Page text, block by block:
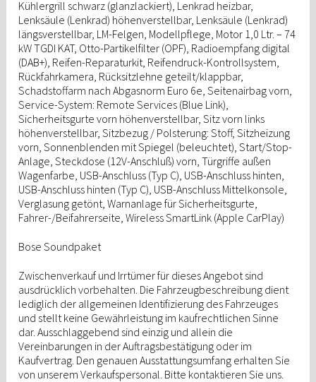
Kühlergrill schwarz (glanzlackiert), Lenkrad heizbar,
Lenksäule (Lenkrad) höhenverstellbar, Lenksäule (Lenkrad)
längsverstellbar, LM-Felgen, Modellpflege, Motor 1,0 Ltr. – 74
kW TGDI KAT, Otto-Partikelfilter (OPF), Radioempfang digital
(DAB+), Reifen-Reparaturkit, Reifendruck-Kontrollsystem,
Rückfahrkamera, Rücksitzlehne geteilt/klappbar,
Schadstoffarm nach Abgasnorm Euro 6e, Seitenairbag vorn,
Service-System: Remote Services (Blue Link),
Sicherheitsgurte vorn höhenverstellbar, Sitz vorn links
höhenverstellbar, Sitzbezug / Polsterung: Stoff, Sitzheizung
vorn, Sonnenblenden mit Spiegel (beleuchtet), Start/Stop-
Anlage, Steckdose (12V-Anschluß) vorn, Türgriffe außen
Wagenfarbe, USB-Anschluss (Typ C), USB-Anschluss hinten,
USB-Anschluss hinten (Typ C), USB-Anschluss Mittelkonsole,
Verglasung getönt, Warnanlage für Sicherheitsgurte,
Fahrer-/Beifahrerseite, Wireless SmartLink (Apple CarPlay)
Bose Soundpaket
Zwischenverkauf und Irrtümer für dieses Angebot sind
ausdrücklich vorbehalten. Die Fahrzeugbeschreibung dient
lediglich der allgemeinen Identifizierung des Fahrzeuges
und stellt keine Gewährleistung im kaufrechtlichen Sinne
dar. Ausschlaggebend sind einzig und allein die
Vereinbarungen in der Auftragsbestätigung oder im
Kaufvertrag. Den genauen Ausstattungsumfang erhalten Sie
von unserem Verkaufspersonal. Bitte kontaktieren Sie uns.